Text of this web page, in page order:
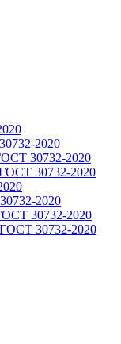
2020
30732-2020
30732-2020
2020
30732-2020
30732-2020